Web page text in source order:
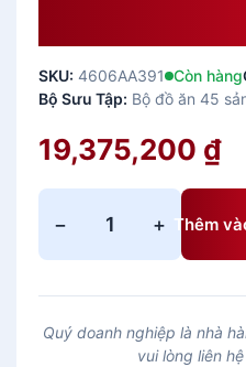
SKU: 4606AA391 Còn hàng
Bộ Sưu Tập: Bộ đồ ăn 45
19,375,200 ₫
−
ộ
ă
+ Thêm
Quý doanh nghiệp là nhà
vui lòng liên